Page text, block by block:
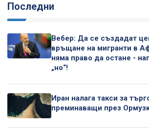
Последни
Вебер: Да се създадат
връщане на мигранти в
няма право да остане -
„но“!
Иран налага такси за
преминаващи през